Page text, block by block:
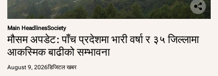
Main HeadlinesSociety
मौसम अपडेट: पाँच प्रदेशमा भारी वर्षा र ३५ जिल्लामा
आकस्मिक बाढीको सम्भावना
August 9, 2026डिजिटल खबर